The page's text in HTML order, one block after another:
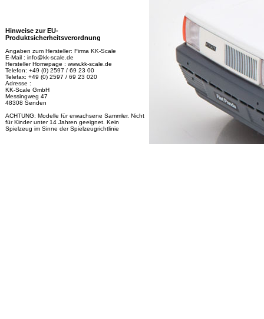
Hinweise zur EU-
Produktsicherheitsverordnung
Angaben zum Hersteller: Firma KK-Scale
E-Mail : info@kk-scale.de
Hersteller Homepage : www.kk-scale.de
Telefon: +49 (0) 2597 / 69 23 00
Telefax: +49 (0) 2597 / 69 23 020
Adresse :
KK-Scale GmbH
Messingweg 47
48308 Senden
ACHTUNG: Modelle für erwachsene Sammler. Nicht
für Kinder unter 14 Jahren geeignet. Kein
Spielzeug im Sinne der Spielzeugrichtlinie